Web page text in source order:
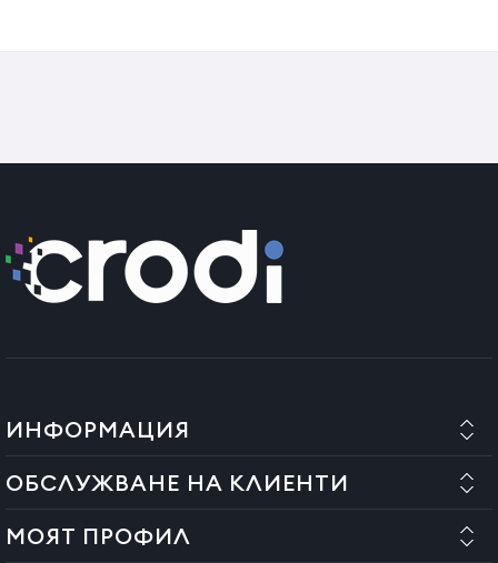
Размер: 70 x 170 см (виж снимка №3)
ИНФОРМАЦИЯ
ОБСЛУЖВАНЕ НА КЛИЕНТИ
МОЯТ ПРОФИЛ